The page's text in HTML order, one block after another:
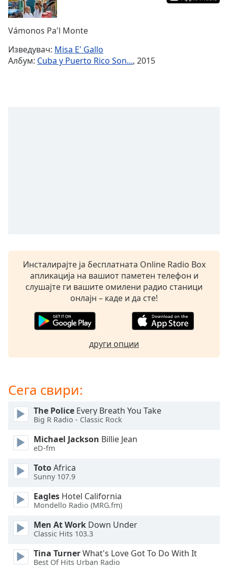
Remaining
Time-
Playback
settings
dialog
subtitles
off,
in-
This
modal
window.
dialog
window.
Escape
cancel
and
close
Vámonos Pa'l Monte
Изведувач: Misa E' Gallo
Албум: Cuba y Puerto Rico Son..., 2015
Инсталирајте ја бесплатната Online Radio Box
апликација на вашиот паметен телефон и
слушајте ги вашите омилени радио станици
онлајн – каде и да сте!
други опции
Сега свири:
The Police Every Breath You Take
Big R Radio - Classic Rock
Michael Jackson Billie Jean
eD-fm
TotoAfrica
Sunny 107.9
Eagles Hotel California
Mondello Radio (MRG.fm)
Men At Work Down Under
Classic Hits 103.3
Tina TurnerWhat's Love Got To Do With It
Best Of Hits Urban Radio